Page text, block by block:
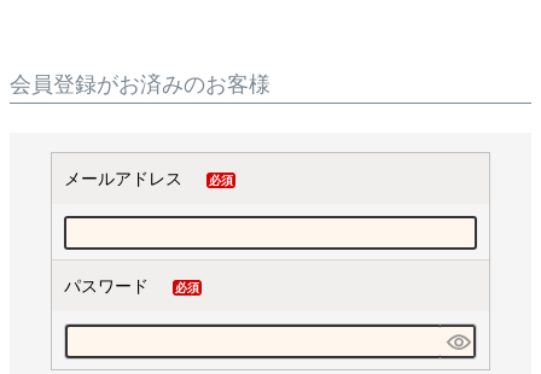
会員登録がお済みのお客様
メールアドレス
パスワード